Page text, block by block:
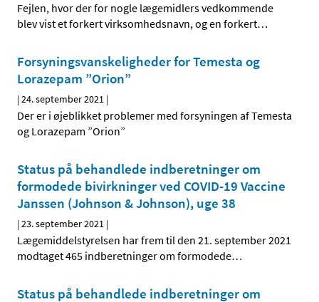
Fejlen, hvor der for nogle lægemidlers vedkommende
blev vist et forkert virksomhedsnavn, og en forkert…
Forsyningsvanskeligheder for Temesta og
Lorazepam ”Orion”
|24. september 2021 |
Der er i øjeblikket problemer med forsyningen af Temesta
og Lorazepam ”Orion”
Status på behandlede indberetninger om
formodede bivirkninger ved COVID-19 Vaccine
Janssen (Johnson & Johnson), uge 38
|23. september 2021 |
Lægemiddelstyrelsen har frem til den 21. september 2021
modtaget 465 indberetninger om formodede…
Status på behandlede indberetninger om